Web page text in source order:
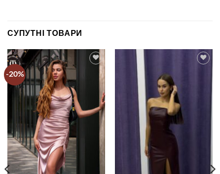
СУПУТНІ ТОВАРИ
-20%